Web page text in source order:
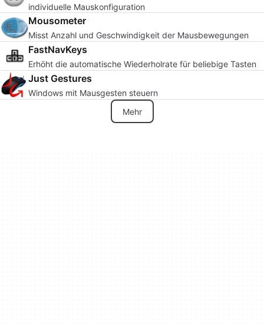
individuelle Mauskonfiguration
Mousometer
Misst Anzahl und Geschwindigkeit der Mausbewegungen
FastNavKeys
Erhöht die automatische Wiederholrate für beliebige Tasten
Just Gestures
Windows mit Mausgesten steuern
Mehr